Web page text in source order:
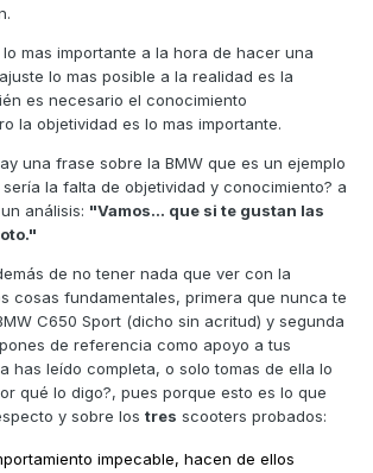
amp/s/amp.formulamoto.es/compa
bmw-c-650-sport-vs-kymco-ak-550-vs-
en esta comparativa muy bien explicado.
sí que es interesante.
mas importante a la hora de hacer una
lo mas posible a la realidad es la
es necesario el conocimiento
la objetividad es lo mas importante.
una frase sobre la BMW que es un ejemplo
la falta de objetividad y conocimiento? a
análisis: "Vamos... que si te gustan las
de no tener nada que ver con la
cosas fundamentales, primera que nunca te
C650 Sport (dicho sin acritud) y segunda
de referencia como apoyo a tus
has leído completa, o solo tomas de ella lo
qué lo digo?, pues porque esto es lo que
y sobre los tres scooters probados:
impecable, hacen de ellos